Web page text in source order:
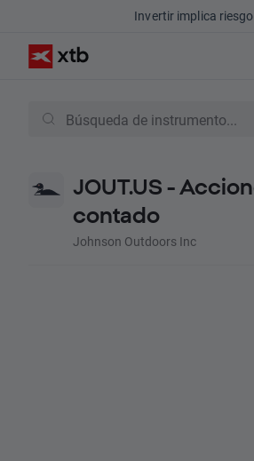
Invertir implica
JOUT.US -
contado
Johnson Outdoors Inc